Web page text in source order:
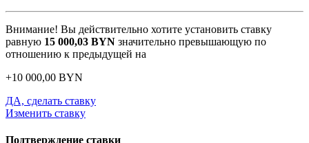
Внимание! Вы действительно хотите установить ставку
равную 15 000,03 BYN значительно превышающую по
отношению к предыдущей на
+10 000,00 BYN
ДА, сделать ставку
Изменить ставку
Подтверждение ставки